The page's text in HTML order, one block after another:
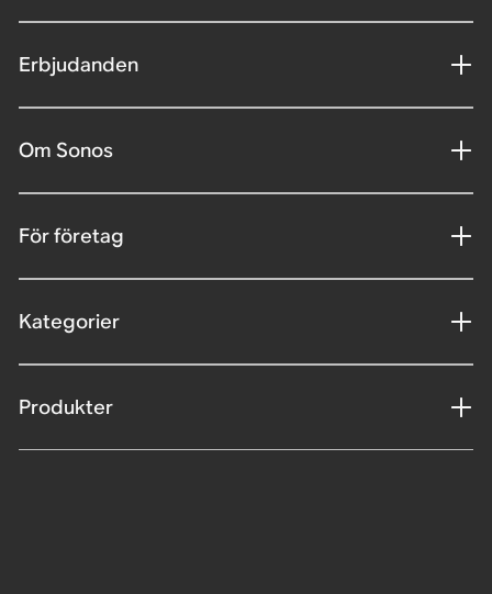
Erbjudanden
Om Sonos
För företag
Kategorier
Produkter